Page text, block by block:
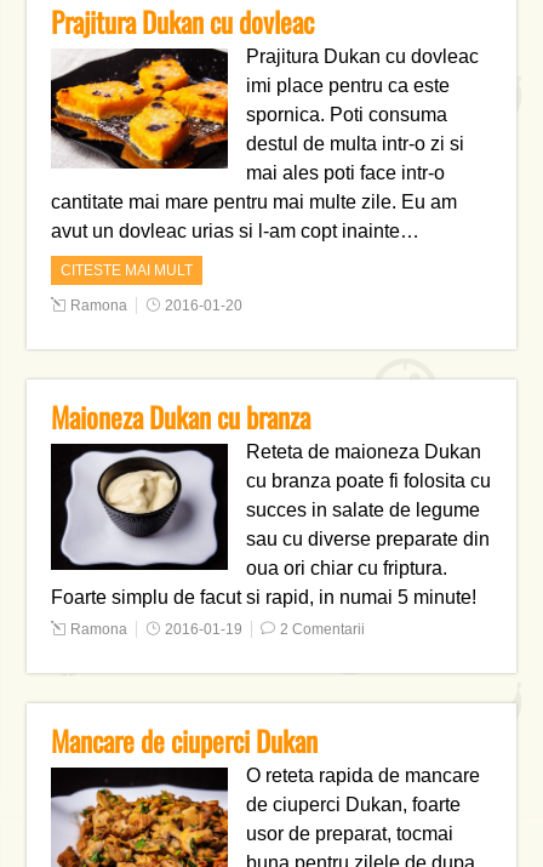
Prajitura Dukan cu dovleac
Prajitura Dukan cu dovleac
imi place pentru ca este
spornica. Poti consuma
destul de multa intr-o zi si
mai ales poti face intr-o
cantitate mai mare pentru mai multe zile. Eu am
avut un dovleac urias si l-am copt inainte…
CITESTE MAI MULT
Ramona 2016-01-20
Maioneza Dukan cu branza
Reteta de maioneza Dukan
cu branza poate fi folosita cu
succes in salate de legume
sau cu diverse preparate din
oua ori chiar cu friptura.
Foarte simplu de facut si rapid, in numai 5 minute!
Ramona 2016-01-19 2 Comentarii
Mancare de ciuperci Dukan
O reteta rapida de mancare
de ciuperci Dukan, foarte
usor de preparat, tocmai
buna pentru zilele de dupa